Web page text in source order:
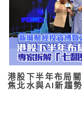
港股下半年布局
焦北水與AI新趨勢